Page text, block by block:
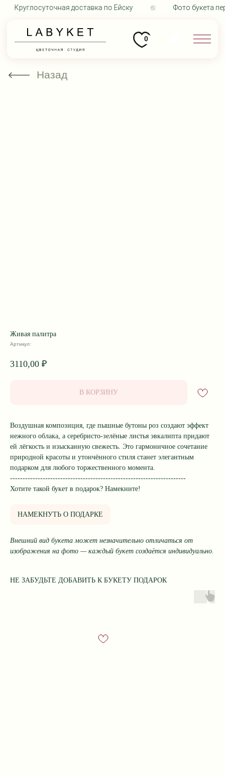
Круглосуточная доставка по Ейску Фото букета
Назад
Живая палитра
Артикул:
3110,00 ₽
В КОРЗИНУ
Воздушная композиция, где пышные бутоны роз создают эффект
нежного облака, а серебристо‑зелёные листья эвкалипта придают
ей лёгкость и изысканную свежесть. Это гармоничное сочетание
природной красоты и утончённого стиля станет элегантным
подарком для любого торжественного момента.
----------------------------------------------------------------------
Хотите такой букет в подарок? Намекните!
НАМЕКНУТЬ О ПОДАРКЕ
Внешний вид букета может незначительно отличаться от
изображения на фото — каждый букет создаётся индивидуально.
НЕ ЗАБУДЬТЕ ДОБАВИТЬ К БУКЕТУ ПОДАРОК